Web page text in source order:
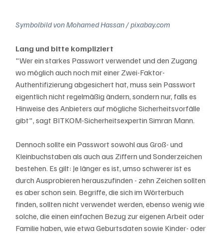
Symbolbild von Mohamed Hassan / pixabay.com
Lang und bitte kompliziert
"Wer ein starkes Passwort verwendet und den Zugang
wo möglich auch noch mit einer Zwei-Faktor-
Authentifizierung abgesichert hat, muss sein Passwort
eigentlich nicht regelmäßig ändern, sondern nur, falls es
Hinweise des Anbieters auf mögliche Sicherheitsvorfälle
gibt", sagt BITKOM-Sicherheitsexpertin Simran Mann.
Dennoch sollte ein Passwort sowohl aus Groß- und
Kleinbuchstaben als auch aus Ziffern und Sonderzeichen
bestehen. Es gilt: Je länger es ist, umso schwerer ist es
durch Ausprobieren herauszufinden - zehn Zeichen sollten
es aber schon sein. Begriffe, die sich im Wörterbuch
finden, sollten nicht verwendet werden, ebenso wenig wie
solche, die einen einfachen Bezug zur eigenen Arbeit oder
Familie haben, wie etwa Geburtsdaten sowie Kinder- oder